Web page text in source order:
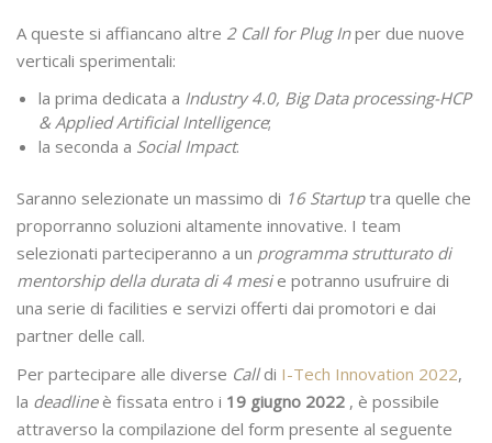
A queste si affiancano altre 2 Call for Plug Inper due nuove
verticali sperimentali:
la prima dedicata a Industry 4.0, Big Data processing-HCP
& Applied Artificial Intelligence;
la seconda a Social Impact.
Saranno selezionate un massimo di 16 Startuptra quelle che
proporranno soluzioni altamente innovative. I team
selezionati parteciperanno a un programma strutturato di
mentorship della durata di 4 mesi e potranno usufruire di
una serie di facilities e servizi offerti dai promotori e dai
partner delle call.
Per partecipare alle diverse Calldi I-Tech Innovation 2022,
la deadlineè fissata entro i 19 giugno 2022 , è possibile
attraverso la compilazione del form presente al seguente